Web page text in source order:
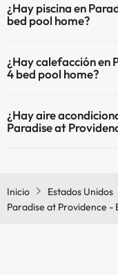
admiten mascotas.
¿Hay piscina en
bed pool home?
(este servicio puede ser
piscina y otras
Piscina al aire libre
¿Hay calefacción en
4 bed pool home?
calefacción en las zonas
¿Hay aire
Paradise at
Inicio
Estados Unidos
Paradise at Providence -